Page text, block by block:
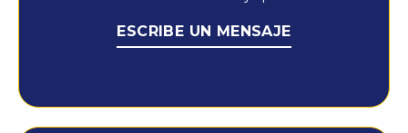
ESCRIBE UN MENSAJE